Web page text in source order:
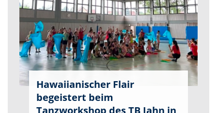
Hawaiianischer Flair
begeistert beim